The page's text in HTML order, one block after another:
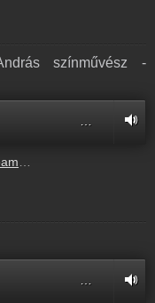
színművész -
5.mp3
…